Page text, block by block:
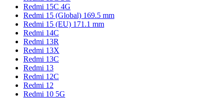
Redmi 15C 4G
Redmi 15 (Global) 169.5 mm
Redmi 15 (EU) 171.1 mm
Redmi 14C
Redmi 13R
Redmi 13X
Redmi 13C
Redmi 13
Redmi 12C
Redmi 12
Redmi 10 5G